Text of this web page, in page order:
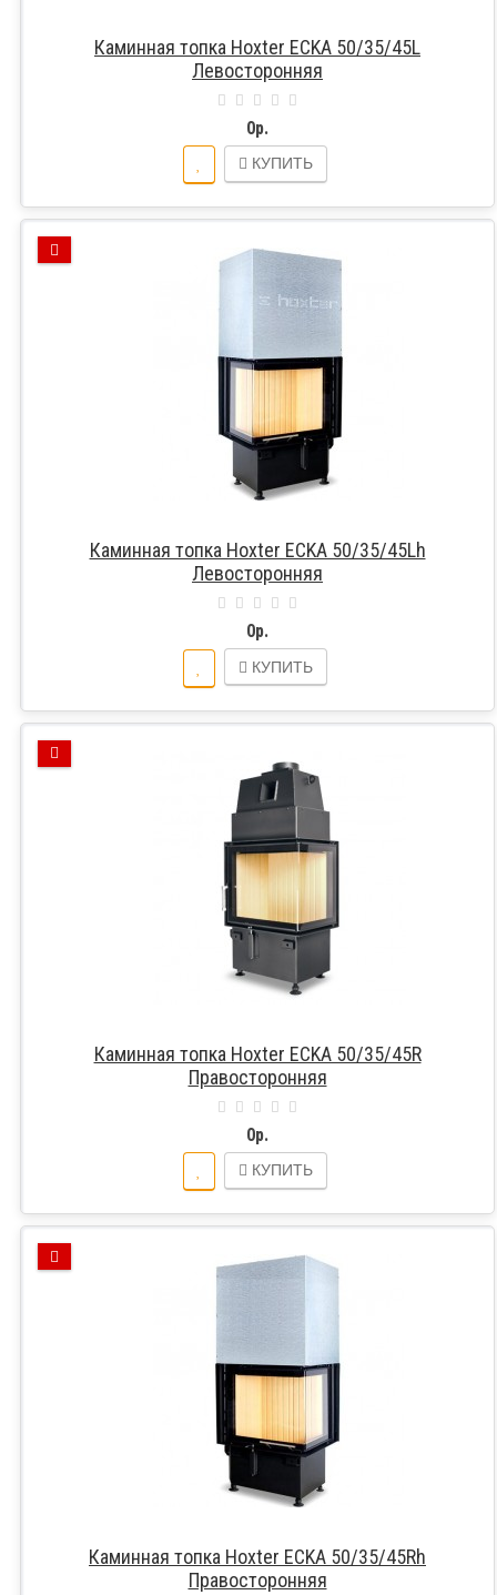
Каминная топка Hoxter ECKA 50/35/45L
Левосторонняя
0р.
КУПИТЬ
Каминная топка Hoxter ECKA 50/35/45Lh
Левосторонняя
0р.
КУПИТЬ
Каминная топка Hoxter ECKA 50/35/45R
Правосторонняя
0р.
КУПИТЬ
Каминная топка Hoxter ECKA 50/35/45Rh
Правосторонняя